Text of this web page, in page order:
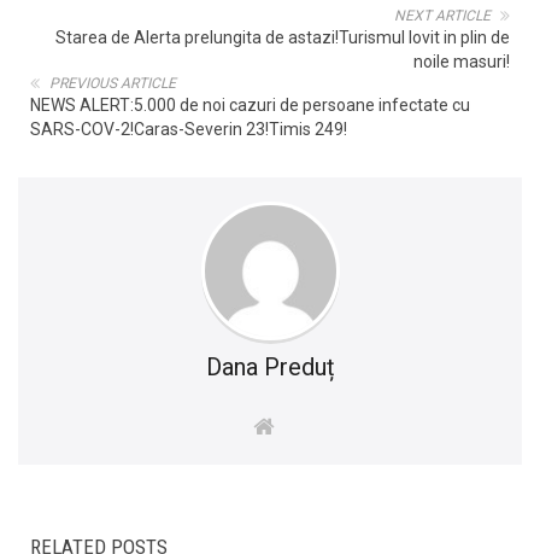
NEXT ARTICLE
Starea de Alerta prelungita de astazi!Turismul lovit in plin de
noile masuri!
PREVIOUS ARTICLE
NEWS ALERT:5.000 de noi cazuri de persoane infectate cu
SARS-COV-2!Caras-Severin 23!Timis 249!
Dana Preduț
RELATED POSTS